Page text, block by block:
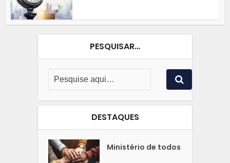
PESQUISAR…
DESTAQUES
Ministério de todos